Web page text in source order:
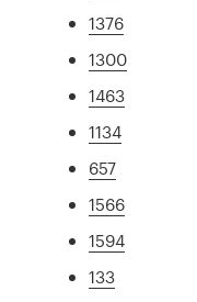
1376
1300
1463
1134
657
1566
1594
133